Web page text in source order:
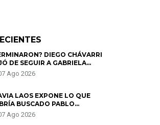
DIEGO CHÁVARRI
DE SEGUIR A GABRIELA
Y ANUNCIA SU SALIDA
Ago 2026
LAOS EXPONE LO QUE
BUSCADO PABLO
CON ALE FULLER: “UNA
PARTES QUERÍA EL
Ago 2026